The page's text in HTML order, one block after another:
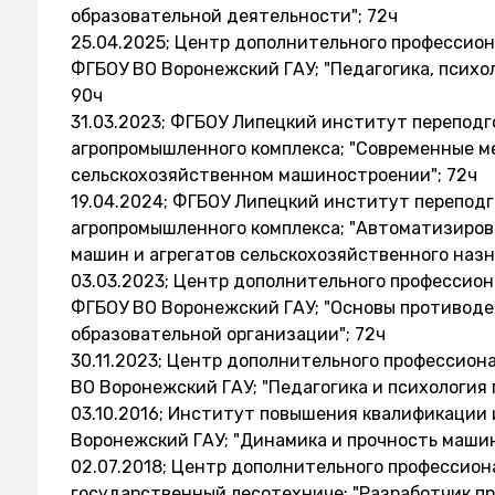
образовательной деятельности"; 72ч
25.04.2025; Центр дополнительного
ФГБОУ ВО Воронежский ГАУ; "Педагогика,
90ч
31.03.2023; ФГБОУ Липецкий институт
агропромышленного комплекса; "Современные
сельскохозяйственном машиностроении"; 72ч
19.04.2024; ФГБОУ Липецкий институт
агропромышленного комплекса;
машин и агрегатов сельскохозяйственного
03.03.2023; Центр дополнительного
ФГБОУ ВО Воронежский ГАУ; "Основы
образовательной организации"; 72ч
30.11.2023; Центр дополнительного
ВО Воронежский ГАУ; "Педагогика и
03.10.2016; Институт повышения
Воронежский ГАУ; "Динамика и прочность
02.07.2018; Центр дополнительного